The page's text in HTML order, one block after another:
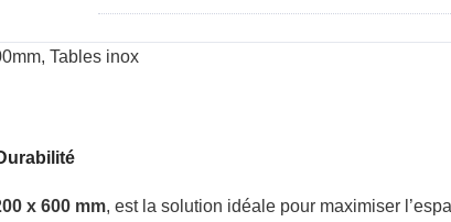
, Tables inox
x 600 mm, est la solution idéale pour maximiser